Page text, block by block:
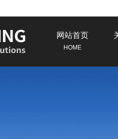
网站首页
HOME